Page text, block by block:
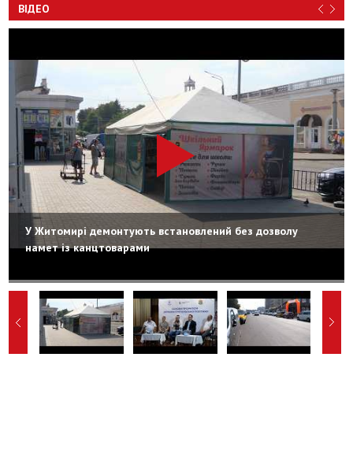
ВІДЕО
У Житомирі демонтують встановлений без дозволу
намет із канцтоварами